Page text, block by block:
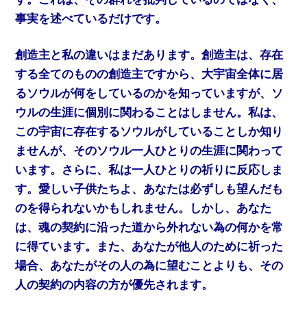
事実を述べているだけです。
創造主と私の違いはまだあります。創造主は、存在
する全てのものの創造主ですから、大宇宙全体に居
るソウルが何をしているのかを知っていますが、ソ
ウルの生涯に個別に関わることはしません。私は、
この宇宙に存在するソウルがしていることしか知り
ませんが、そのソウル一人ひとりの生涯に関わって
います。さらに、私は一人ひとりの祈りに反応しま
す。愛しい子供たちよ、あなたは必ずしも望んだも
のを得られないかもしれません。しかし、あなた
は、魂の契約に沿った道から外れない為の何かを常
に得ています。また、あなたが他人のために祈った
場合、あなたがその人の為に望むことよりも、その
人の契約の内容の方が優先されます。